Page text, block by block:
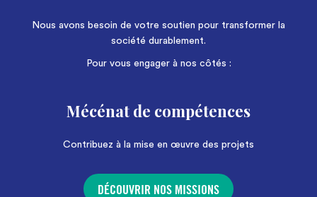
Nous avons besoin de votre soutien pour transformer la
société durablement.
Pour vous engager à nos côtés :
Mécénat de compétences
Contribuez à la mise en œuvre des projets
DÉCOUVRIR NOS MISSIONS